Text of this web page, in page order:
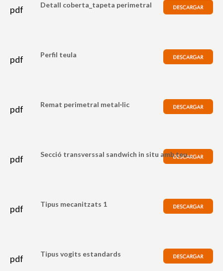
Detall coberta_tapeta perimetral
pdf
Perfil teula
pdf
Remat perimetral metal·lic
pdf
Secció transverssal sandwich in situ amb teula
pdf
Tipus mecanitzats 1
pdf
Tipus vogits estandards
pdf